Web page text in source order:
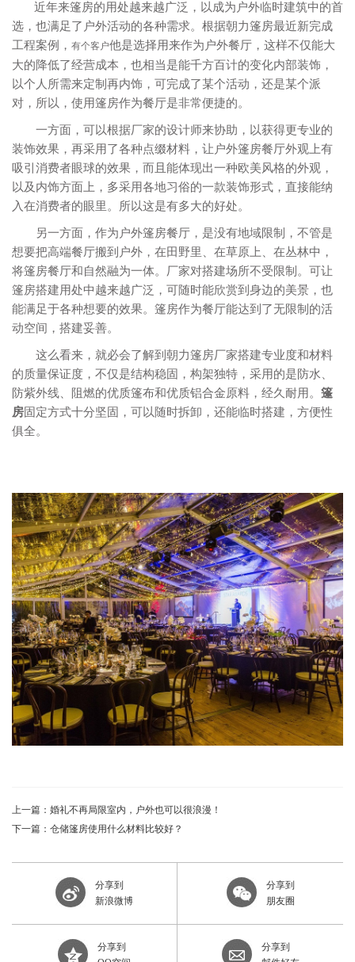
近年来篷房的用处越来越广泛，以成为户外临时建筑中的首
选，也满足了户外活动的各种需求。根据朝力篷房最近新完成
工程案例， 有个客户他是选择用来作为户外餐厅，这样不仅能大
大的降低了经营成本，也相当是能千方百计的变化内部装饰，
以个人所需来定制再内饰，可完成了某个活动，还是某个派
对，所以，使用篷房作为餐厅是非常便捷的。
一方面，可以根据厂家的设计师来协助，以获得更专业的
装饰效果，再采用了各种点缀材料，让户外篷房餐厅外观上有
吸引消费者眼球的效果，而且能体现出一种欧美风格的外观，
以及内饰方面上，多采用各地习俗的一款装饰形式，直接能纳
入在消费者的眼里。所以这是有多大的好处。
另一方面，作为户外篷房餐厅，是没有地域限制，不管是
想要把高端餐厅搬到户外，在田野里、在草原上、在丛林中，
将篷房餐厅和自然融为一体。厂家对搭建场所不受限制。可让
篷房搭建用处中越来越广泛，可随时能欣赏到身边的美景，也
能满足于各种想要的效果。篷房作为餐厅能达到了无限制的活
动空间，搭建妥善。
这么看来，就必会了解到朝力篷房厂家搭建专业度和材料
的质量保证度，不仅是结构稳固，构架独特，采用的是防水、
防紫外线、阻燃的优质篷布和优质铝合金原料，经久耐用。 篷
房固定方式十分坚固，可以随时拆卸，还能临时搭建，方便性
俱全。
上一篇：婚礼不再局限室内，户外也可以很浪漫！
下一篇：仓储篷房使用什么材料比较好？
分享到
新浪微博
分享到
朋友圈
分享到
分享到